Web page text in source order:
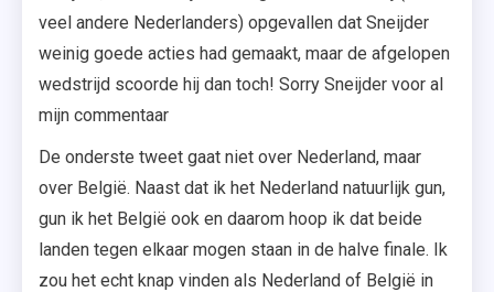
veel andere Nederlanders) opgevallen dat Sneijder
weinig goede acties had gemaakt, maar de afgelopen
wedstrijd scoorde hij dan toch! Sorry Sneijder voor al
mijn commentaar
De onderste tweet gaat niet over Nederland, maar
over België. Naast dat ik het Nederland natuurlijk gun,
gun ik het België ook en daarom hoop ik dat beide
landen tegen elkaar mogen staan in de halve finale. Ik
zou het echt knap vinden als Nederland of België in